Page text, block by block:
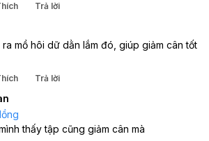
Trả lời
mồ hôi dữ dằn lắm đó, giúp giảm cân tốt
Trả lời
thấy tập cũng giảm cân mà